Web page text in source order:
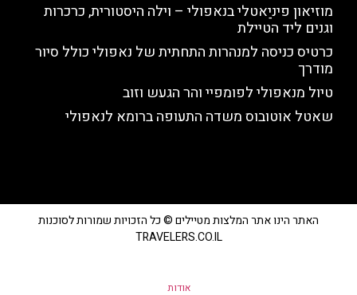
מוזיאון פיניַאטלי בנאפולי – וילה היסטורית, כרכרות
וגנים ליד הטיילת
כרטיס כניסה למנהרות התחתית של נאפולי כולל סיור
מודרך
טיול מנאפולי לפומפיי והר הגעש וזוב
שאטל אוטובוס משדה התעופה ברומא לנאפולי
האתר הינו אתר המלצות מטיילים © כל הזכויות שמורות לסוכנות
TRAVELERS.CO.IL
אודות